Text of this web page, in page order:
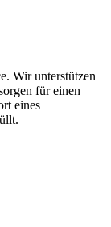
Wir unterstützen
für einen
eines